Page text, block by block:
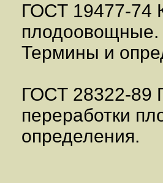
ГОСТ 19477-74
плодоовощные.
Термины и
ГОСТ 28322-89
переработки
определения.